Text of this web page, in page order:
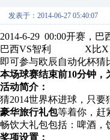
发表于：2014-06-27 05:40:07
2014-6-29 00:00开赛，
巴西VS智利 X比X
即可参与欧辰自动化杯
本场球赛结束前10分钟，
活动简介：
猜2014世界杯进球，只要
豪华旅行礼包等着你，赶
畅饮大礼包包括：啤酒，
奖项设置：